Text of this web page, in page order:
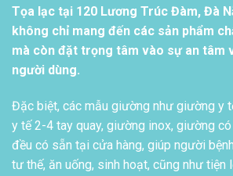
Tọa lạc tại 120 Lương Trúc Đàm, Đà
không chỉ mang đến các sản phẩm
mà còn đặt trọng tâm vào sự an tâm
người dùng.
Đặc biệt, các mẫu giường như giường y
y tế 2-4 tay quay, giường inox, giường
đều có sẵn tại cửa hàng, giúp người
tư thế, ăn uống, sinh hoạt, cũng như tiện